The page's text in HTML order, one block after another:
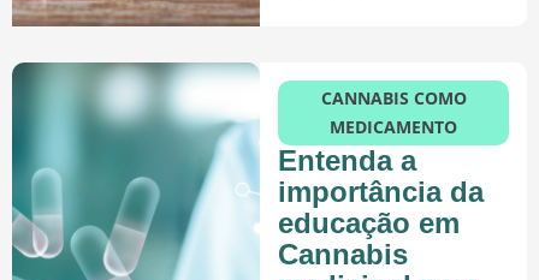
CANNABIS COMO
MEDICAMENTO
Entenda a
importância da
educação em
Cannabis